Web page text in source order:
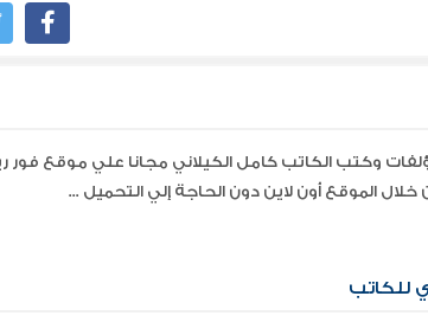
الموقع أون لاين دون الحاجة إلي التحميل ...
للكاتب